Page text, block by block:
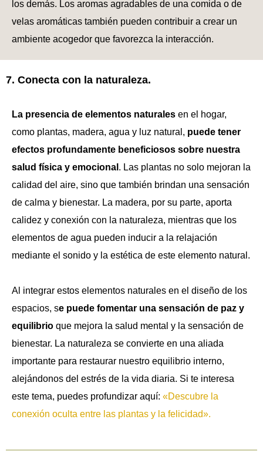
los demás. Los aromas agradables de una comida o de
velas aromáticas también pueden contribuir a crear un
ambiente acogedor que favorezca la interacción.
7. Conecta con la naturaleza.
La presencia de elementos naturales en el hogar,
como plantas, madera, agua y luz natural, puede tener
efectos profundamente beneficiosos sobre nuestra
salud física y emocional . Las plantas no solo mejoran la
calidad del aire, sino que también brindan una sensación
de calma y bienestar. La madera, por su parte, aporta
calidez y conexión con la naturaleza, mientras que los
elementos de agua pueden inducir a la relajación
mediante el sonido y la estética de este elemento natural.
Al integrar estos elementos naturales en el diseño de los
espacios, se puede fomentar una sensación de paz y
equilibrio que mejora la salud mental y la sensación de
bienestar. La naturaleza se convierte en una aliada
importante para restaurar nuestro equilibrio interno,
alejándonos del estrés de la vida diaria. Si te interesa
este tema, puedes profundizar aquí: «Descubre la
conexión oculta entre las plantas y la felicidad».